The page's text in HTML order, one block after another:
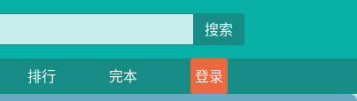
搜索
排行 完本
登录